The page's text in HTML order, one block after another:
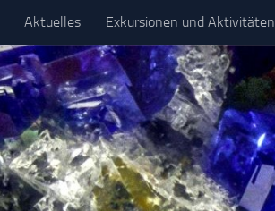
Aktuelles Exkursionen und Aktivitäten